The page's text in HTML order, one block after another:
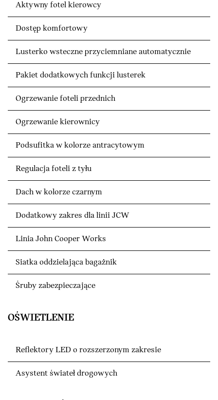
Aktywny fotel kierowcy
Dostęp komfortowy
Lusterko wsteczne przyciemniane automatycznie
Pakiet dodatkowych funkcji lusterek
Ogrzewanie foteli przednich
Ogrzewanie kierownicy
Podsufitka w kolorze antracytowym
Regulacja foteli z tyłu
Dach w kolorze czarnym
Dodatkowy zakres dla linii JCW
Linia John Cooper Works
Siatka oddzielająca bagażnik
Śruby zabezpieczające
OŚWIETLENIE
Reflektory LED o rozszerzonym zakresie
Asystent świateł drogowych